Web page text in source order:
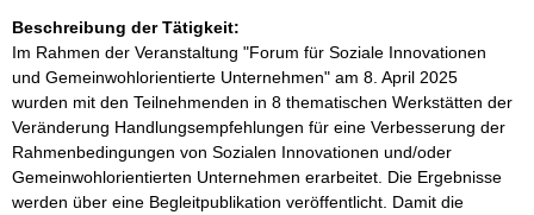
Beschreibung der Tätigkeit:
Im Rahmen der Veranstaltung "Forum für Soziale Innovationen
und Gemeinwohlorientierte Unternehmen" am 8. April 2025
wurden mit den Teilnehmenden in 8 thematischen Werkstätten der
Veränderung Handlungsempfehlungen für eine Verbesserung der
Rahmenbedingungen von Sozialen Innovationen und/oder
Gemeinwohlorientierten Unternehmen erarbeitet. Die Ergebnisse
werden über eine Begleitpublikation veröffentlicht. Damit die